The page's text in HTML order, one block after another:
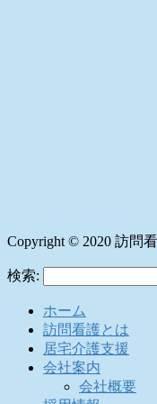
Copyright © 2020 訪問
検索:
ホーム
訪問看護とは
居宅介護支援
会社案内
会社概要